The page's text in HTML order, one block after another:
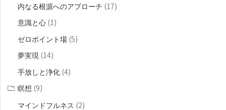
内なる根源へのアプローチ (17)
意識と心 (1)
ゼロポイント場 (5)
夢実現 (14)
手放しと浄化 (4)
瞑想 (9)
マインドフルネス (2)